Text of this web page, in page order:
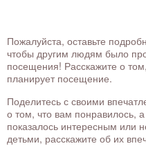
Пожалуйста, оставьте
чтобы другим людям было
посещения! Расскажите о
планирует посещение.
Поделитесь с своими
о том, что вам понравилось,
показалось интересным или
детьми, расскажите об их